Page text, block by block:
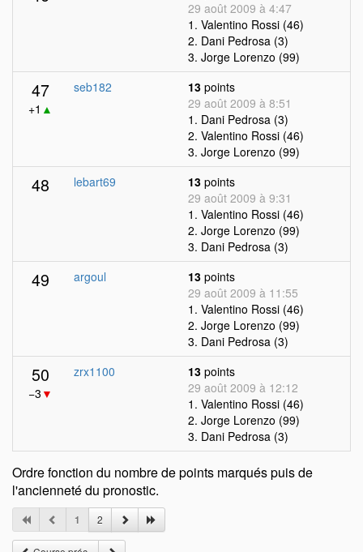
29 août 2009 à 4:47
1. Valentino Rossi (46)
2. Dani Pedrosa (3)
3. Jorge Lorenzo (99)
47
+1 ▲
seb182 13 points
29 août 2009 à 8:51
1. Dani Pedrosa (3)
2. Valentino Rossi (46)
3. Jorge Lorenzo (99)
48 lebart69 13 points
29 août 2009 à 9:31
1. Valentino Rossi (46)
2. Jorge Lorenzo (99)
3. Dani Pedrosa (3)
49 argoul 13 points
29 août 2009 à 11:55
1. Valentino Rossi (46)
2. Jorge Lorenzo (99)
3. Dani Pedrosa (3)
50
−3 ▼
zrx1100 13 points
29 août 2009 à 12:12
1. Valentino Rossi (46)
2. Jorge Lorenzo (99)
3. Dani Pedrosa (3)
Ordre fonction du nombre de points marqués puis de
l'ancienneté du pronostic.
1 2